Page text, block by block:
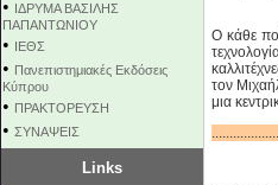
• ΙΔΡΥΜΑ ΒΑΣΙΛΗΣ
ΠΑΠΑΝΤΩΝΙΟΥ
• ΙΕΘΣ
• Πανεπιστημιακές Εκδόσεις
Κύπρου
• ΠΡΑΚΤΟΡΕΥΣΗ
• ΣΥΝΑΨΕΙΣ
Links
Ο κάθε
τον
μια